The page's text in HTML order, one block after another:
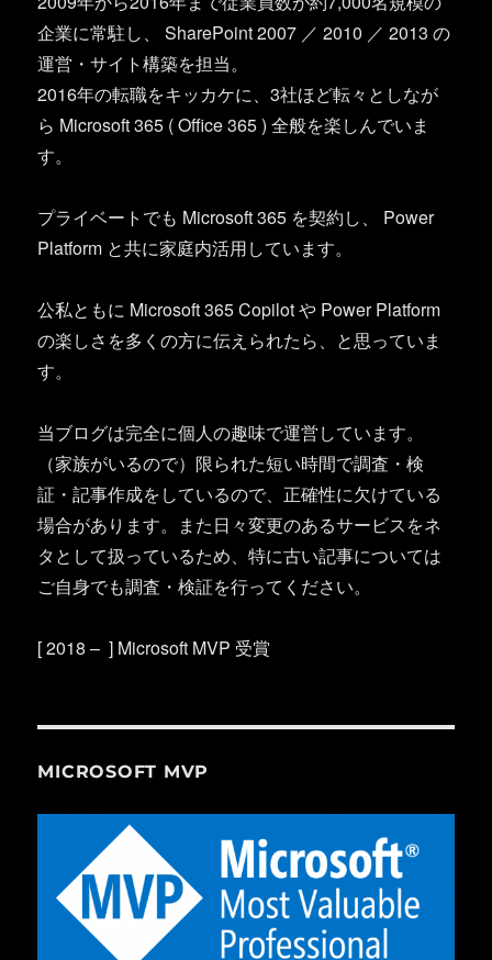
企業に常駐し、 SharePoint 2007 ／ 2010 ／ 2013 の
運営・サイト構築を担当。
2016年の転職をキッカケに、3社ほど転々としなが
ら Microsoft 365 ( Office 365 ) 全般を楽しんでいま
す。
プライベートでも Microsoft 365 を契約し、 Power
Platform と共に家庭内活用しています。
公私ともに Microsoft 365 Copilot や Power Platform
の楽しさを多くの方に伝えられたら、と思っていま
す。
当ブログは完全に個人の趣味で運営しています。
（家族がいるので）限られた短い時間で調査・検
証・記事作成をしているので、正確性に欠けている
場合があります。また日々変更のあるサービスをネ
タとして扱っているため、特に古い記事については
ご自身でも調査・検証を行ってください。
[ 2018 – ] Microsoft MVP 受賞
MICROSOFT MVP